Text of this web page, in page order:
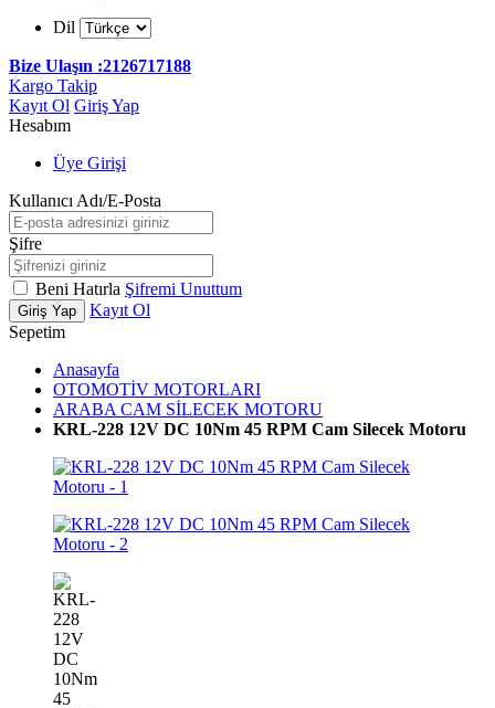
Dil
Bize Ulaşın :2126717188
Kargo Takip
Kayıt Ol Giriş Yap
Hesabım
Üye Girişi
Kullanıcı Adı/E-Posta
Şifre
Beni Hatırla Şifremi Unuttum
Giriş Yap
Kayıt Ol
Sepetim
Anasayfa
OTOMOTİV MOTORLARI
ARABA CAM SİLECEK MOTORU
KRL-228 12V DC 10Nm 45 RPM Cam Silecek Motoru